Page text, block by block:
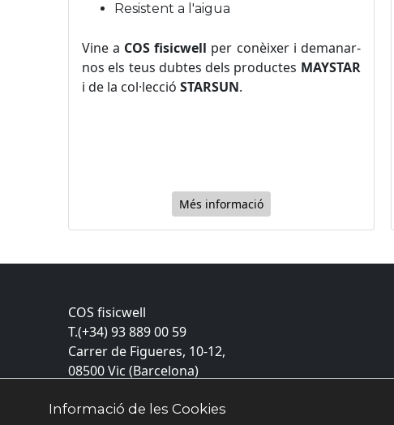
Resistent a l'aigua
Vine a COS fisicwell per conèixer i demanar-
nos els teus dubtes dels productes MAYSTAR
i de la col·lecció STARSUN.
Més informació
COS fisicwell
T.(+34) 93 889 00 59
Carrer de Figueres, 10-12,
08500 Vic (Barcelona)
Informació de les Cookies